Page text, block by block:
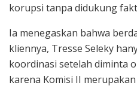
korupsi tanpa didukung
Ia menegaskan bahwa
kliennya, Tresse Seleky
koordinasi setelah diminta
karena Komisi II